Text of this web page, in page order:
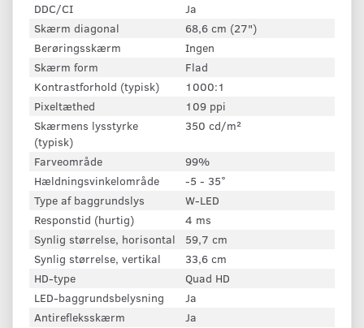
DDC/CI
Ja
Skærm diagonal
68,6 cm (27")
Berøringsskærm
Ingen
Skærm form
Flad
Kontrastforhold (typisk)
1000:1
Pixeltæthed
109 ppi
Skærmens lysstyrke
(typisk)
350 cd/m²
Farveområde
99%
Hældningsvinkelområde
-5 - 35°
Type af baggrundslys
W-LED
Responstid (hurtig)
4 ms
Synlig størrelse, horisontal
59,7 cm
Synlig størrelse, vertikal
33,6 cm
HD-type
Quad HD
LED-baggrundsbelysning
Ja
Antirefleksskærm
Ja